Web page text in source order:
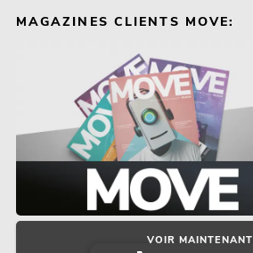
MAGAZINES CLIENTS MOVE:
VOIR MAINTENANT